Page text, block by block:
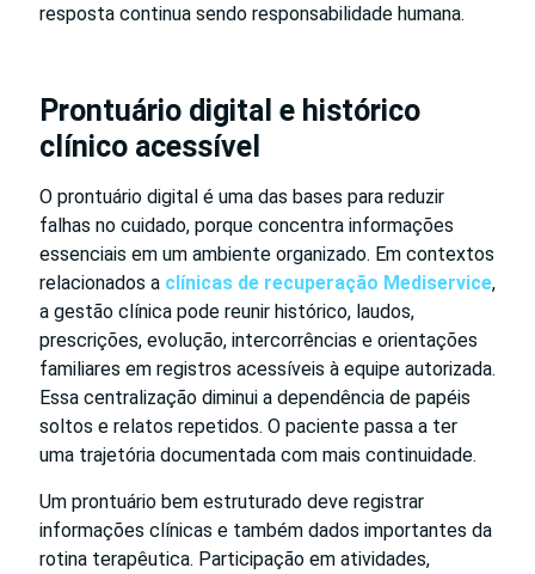
resposta continua sendo responsabilidade humana.
Prontuário digital e histórico
clínico acessível
O prontuário digital é uma das bases para reduzir
falhas no cuidado, porque concentra informações
essenciais em um ambiente organizado. Em contextos
relacionados a clínicas de recuperação Mediservice,
a gestão clínica pode reunir histórico, laudos,
prescrições, evolução, intercorrências e orientações
familiares em registros acessíveis à equipe autorizada.
Essa centralização diminui a dependência de papéis
soltos e relatos repetidos. O paciente passa a ter
uma trajetória documentada com mais continuidade.
Um prontuário bem estruturado deve registrar
informações clínicas e também dados importantes da
rotina terapêutica. Participação em atividades,